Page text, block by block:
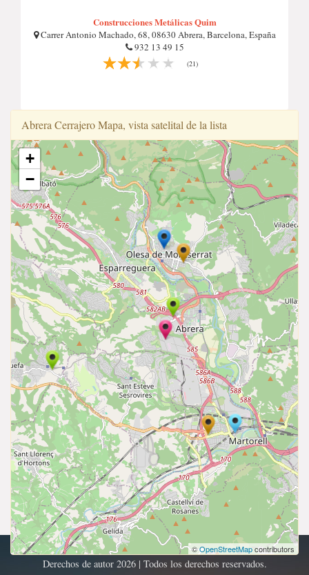
Construcciones Metálicas Quim
Carrer Antonio Machado, 68, 08630 Abrera, Barcelona, España
932 13 49 15
(21)
Abrera Cerrajero Mapa, vista satelital de la lista
+
−
©OpenStreetMapcontributors
Derechos de autor 2026 | Todos los derechos reservados.